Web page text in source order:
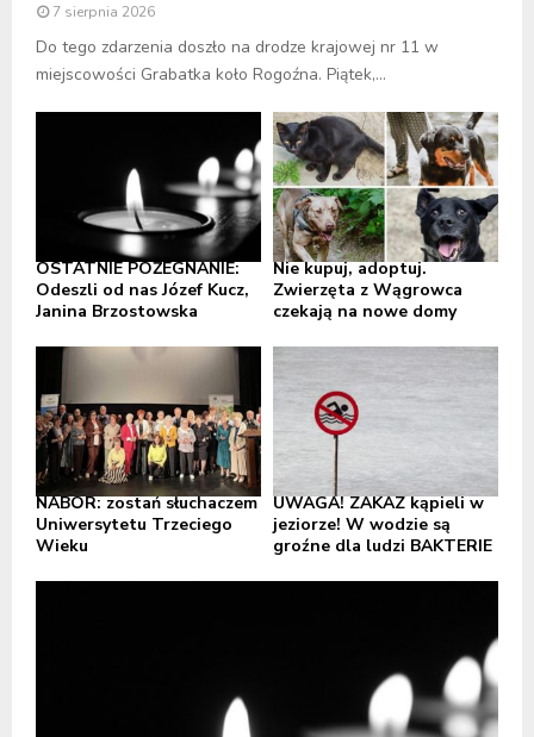
7 sierpnia 2026
Do tego zdarzenia doszło na drodze krajowej nr 11 w
miejscowości Grabatka koło Rogoźna. Piątek,...
OSTATNIE POŻEGNANIE:
Odeszli od nas Józef Kucz,
Janina Brzostowska
Nie kupuj, adoptuj.
Zwierzęta z Wągrowca
czekają na nowe domy
NABÓR: zostań słuchaczem
Uniwersytetu Trzeciego
Wieku
UWAGA! ZAKAZ kąpieli w
jeziorze! W wodzie są
groźne dla ludzi BAKTERIE